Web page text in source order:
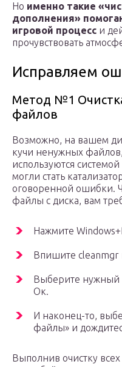
Но именно такие
дополнения»
игровой процесс и
прочувствовать
Исправляем
Метод №1
файлов
Возможно, на вашем
кучи ненужных
используются
могли стать
оговоренной ошибки.
файлы с диска, вам
Нажмите
Впишите cleanmgr
Выберите нужный
Ок.
И наконец-то,
файлы» и
Выполнив очистку